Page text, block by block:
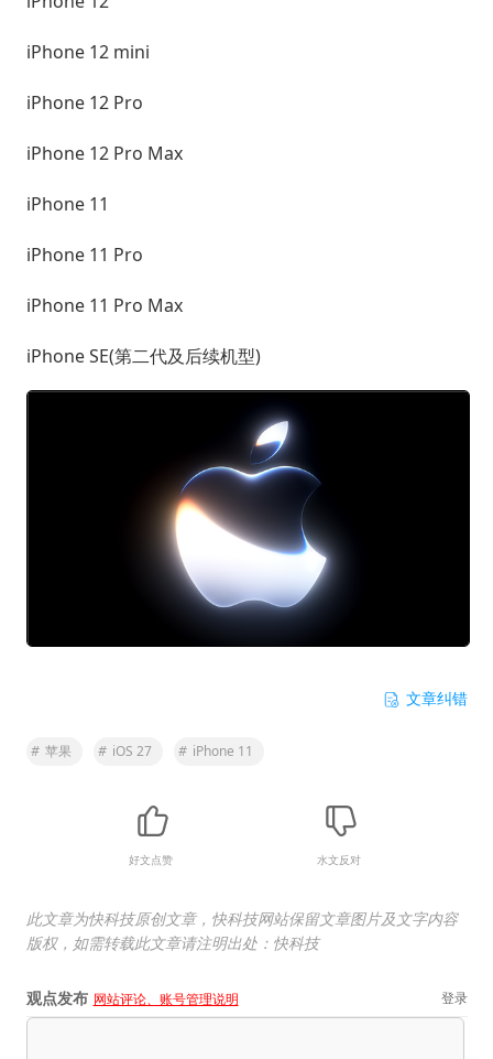
iPhone 12 mini
iPhone 12 Pro
iPhone 12 Pro Max
iPhone 11
iPhone 11 Pro
iPhone 11 Pro Max
iPhone SE(第二代及后续机型)
文章纠错
# 苹果 # iOS 27 # iPhone 11
好文点赞 水文反对
此文章为快科技原创文章，快科技网站保留文章图片及文字内容
版权，如需转载此文章请注明出处：快科技
观点发布 网站评论、账号管理说明 登录